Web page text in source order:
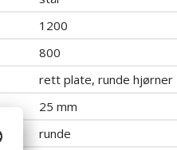
1200
800
rett plate, runde hjørner
25 mm
runde